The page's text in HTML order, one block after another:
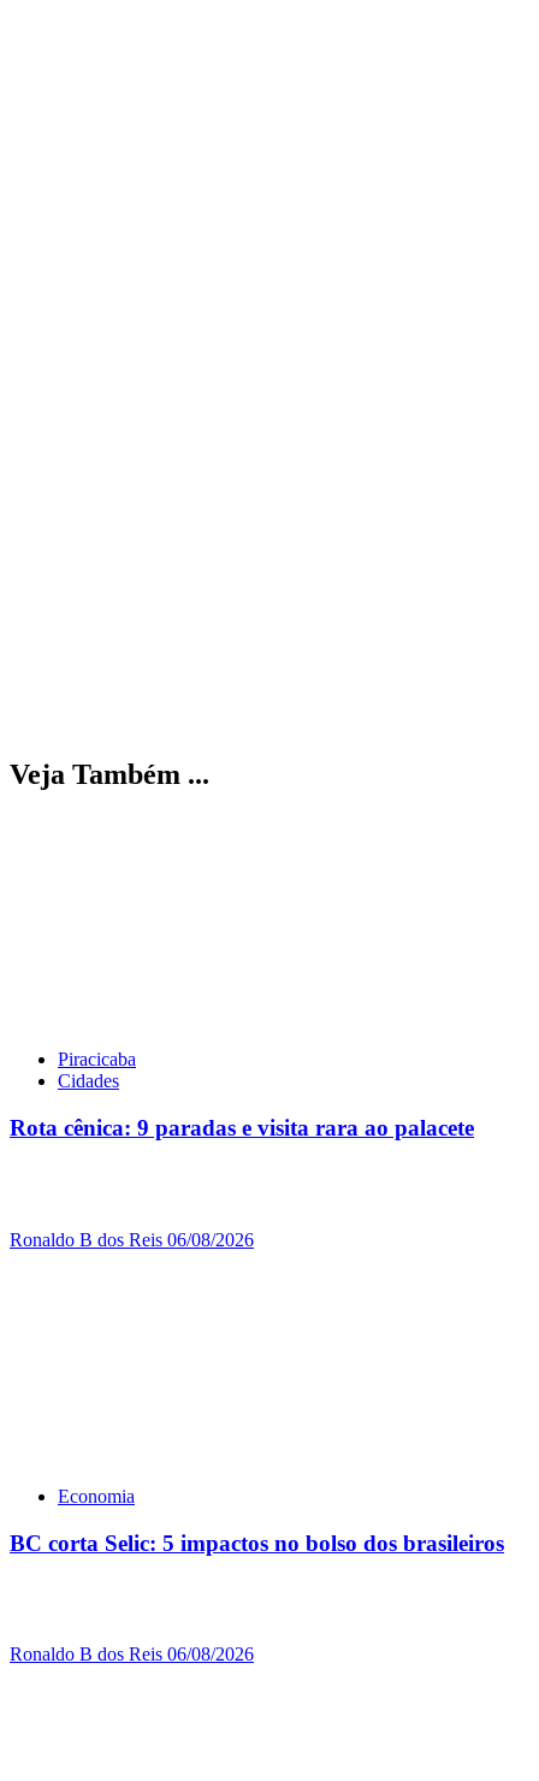
Veja Também ...
Piracicaba
Cidades
Rota cênica: 9 paradas e visita rara ao palacete
Ronaldo B dos Reis 06/08/2026
Economia
BC corta Selic: 5 impactos no bolso dos brasileiros
Ronaldo B dos Reis 06/08/2026